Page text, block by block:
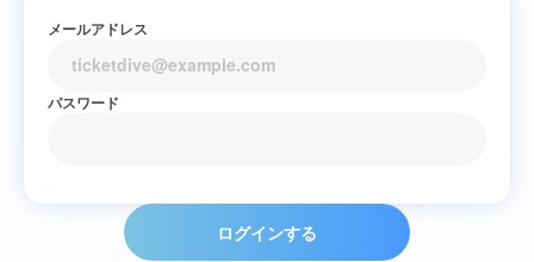
メールアドレス
パスワード
ログインする